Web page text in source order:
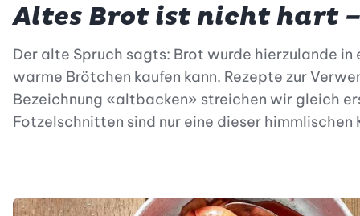
Altes Brot ist nicht hart
Der alte Spruch sagts: Brot wurde hierzulande
warme Brötchen kaufen kann. Rezepte zur
Bezeichnung «altbacken» streichen wir gleich
Fotzelschnitten sind nur eine dieser